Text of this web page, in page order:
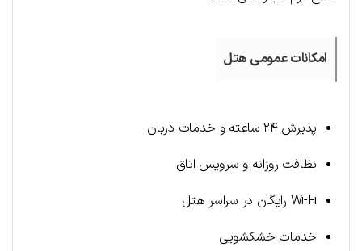
امکانات عمومی هتل
پذیرش ۲۴ ساعته و خدمات دربان
نظافت روزانه و سرویس اتاق
Wi-Fi رایگان در سراسر هتل
خدمات خشکشویی